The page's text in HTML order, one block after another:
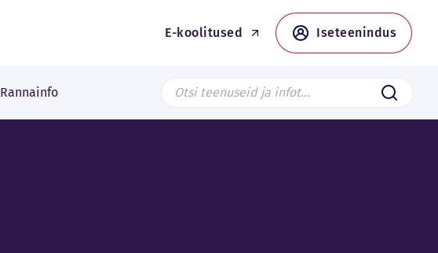
E-koolitused Iseteenindus
Rannainfo Search from page Saada